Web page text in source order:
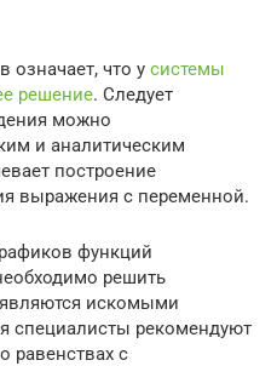
означает, что у системы
решение. Следует
можно
и аналитическим
построение
выражения с переменной.
функций
решить
искомыми
специалисты рекомендуют
равенствах с